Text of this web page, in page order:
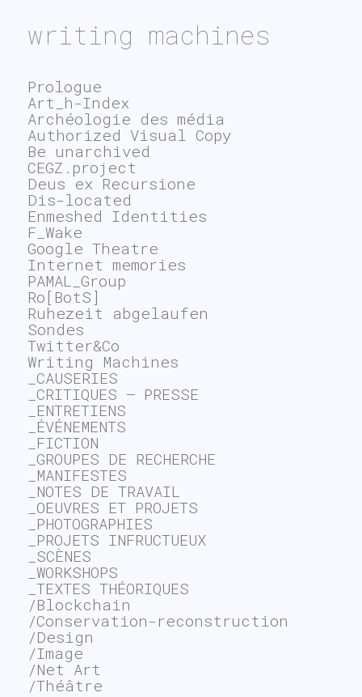
writing machines
Prologue
Art_h-Index
Archéologie des média
Authorized Visual Copy
Be unarchived
CEGZ.project
Deus ex Recursione
Dis-located
Enmeshed Identities
F_Wake
Google Theatre
Internet memories
PAMAL_Group
Ro[BotS]
Ruhezeit abgelaufen
Sondes
Twitter&Co
Writing Machines
_CAUSERIES
_CRITIQUES – PRESSE
_ENTRETIENS
_ÉVÉNEMENTS
_FICTION
_GROUPES DE RECHERCHE
_MANIFESTES
_NOTES DE TRAVAIL
_OEUVRES ET PROJETS
_PHOTOGRAPHIES
_PROJETS INFRUCTUEUX
_SCÈNES
_WORKSHOPS
_TEXTES THÉORIQUES
/Blockchain
/Conservation-reconstruction
/Design
/Image
/Net Art
/Théâtre